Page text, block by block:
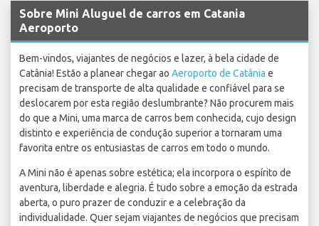
Sobre Mini Aluguel de carros em Catania
Aeroporto
Bem-vindos, viajantes de negócios e lazer, à bela cidade de
Catânia! Estão a planear chegar ao Aeroporto de Catânia e
precisam de transporte de alta qualidade e confiável para se
deslocarem por esta região deslumbrante? Não procurem mais
do que a Mini, uma marca de carros bem conhecida, cujo design
distinto e experiência de condução superior a tornaram uma
favorita entre os entusiastas de carros em todo o mundo.
A Mini não é apenas sobre estética; ela incorpora o espírito de
aventura, liberdade e alegria. É tudo sobre a emoção da estrada
aberta, o puro prazer de conduzir e a celebração da
individualidade. Quer sejam viajantes de negócios que precisam